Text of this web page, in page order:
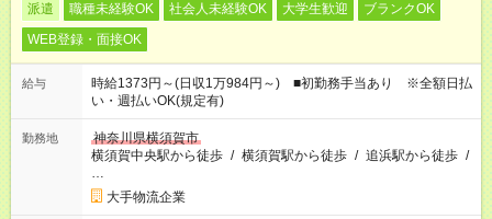
派遣 職種未経験OK 社会人未経験OK 大学生歓迎
ブランクOK
WEB登録・面接OK
給与
時給1373円～(日収1万984円～) ■初勤務手当あり ※全額日払
い・週払いOK(規定有)
勤務地
神奈川県横須賀市
横須賀中央駅から徒歩 / 横須賀駅から徒歩 / 追浜駅から徒歩 /
…
大手物流企業